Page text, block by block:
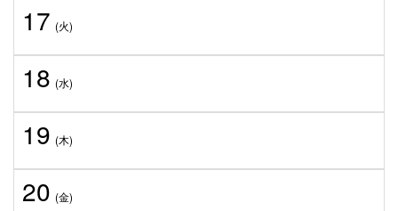
17 (火)
18 (水)
19 (木)
20 (金)